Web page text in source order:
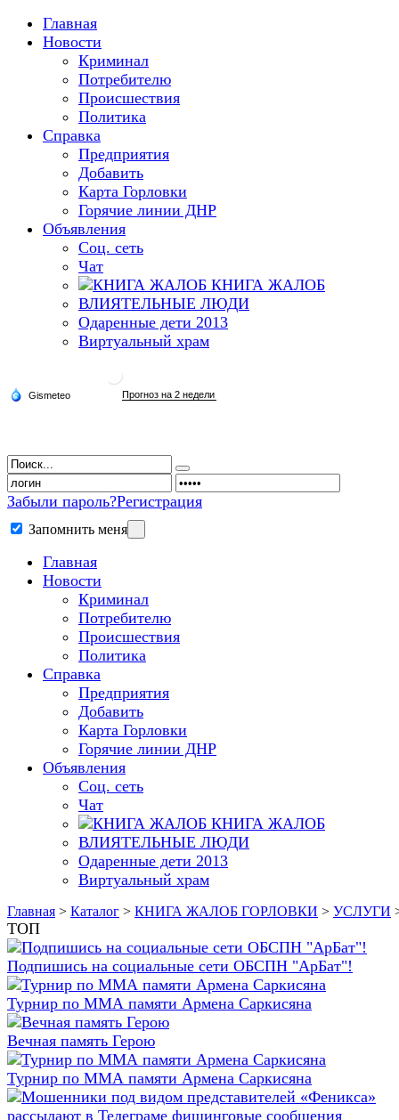
Главная
Новости
Криминал
Потребителю
Происшествия
Политика
Справка
Предприятия
Добавить
Карта Горловки
Горячие линии ДНР
Объявления
Соц. сеть
Чат
КНИГА ЖАЛОБ
ВЛИЯТЕЛЬНЫЕ ЛЮДИ
Одаренные дети 2013
Виртуальный храм
Забыли пароль?Регистрация
Запомнить меня
Главная
Новости
Криминал
Потребителю
Происшествия
Политика
Справка
Предприятия
Добавить
Карта Горловки
Горячие линии ДНР
Объявления
Соц. сеть
Чат
КНИГА ЖАЛОБ
ВЛИЯТЕЛЬНЫЕ ЛЮДИ
Одаренные дети 2013
Виртуальный храм
Главная > Каталог > КНИГА ЖАЛОБ ГОРЛОВКИ > УСЛУГИ
ТОП
Подпишись на социальные сети ОБСПН "АрБат"!
Турнир по ММА памяти Армена Саркисяна
Вечная память Герою
Турнир по ММА памяти Армена Саркисяна